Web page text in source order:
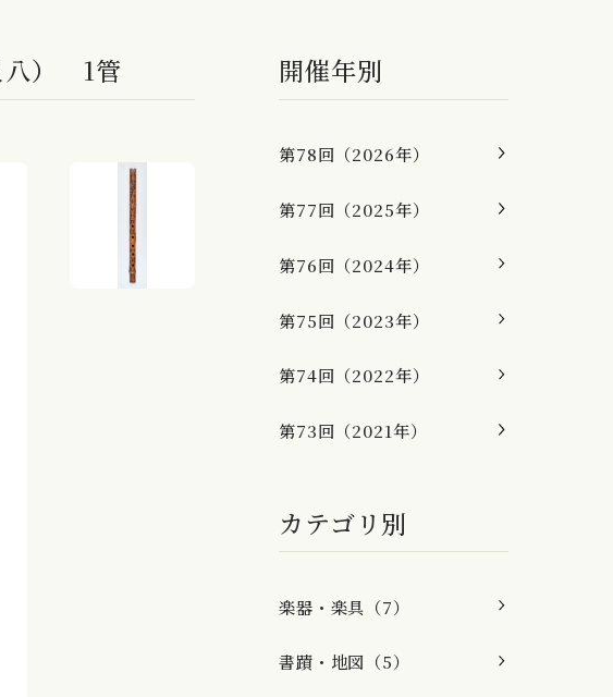
八） 1管 開催年別
第78回（2026年）
第77回（2025年）
第76回（2024年）
第75回（2023年）
第74回（2022年）
第73回（2021年）
カテゴリ別
楽器・楽具（7）
書蹟・地図（5）